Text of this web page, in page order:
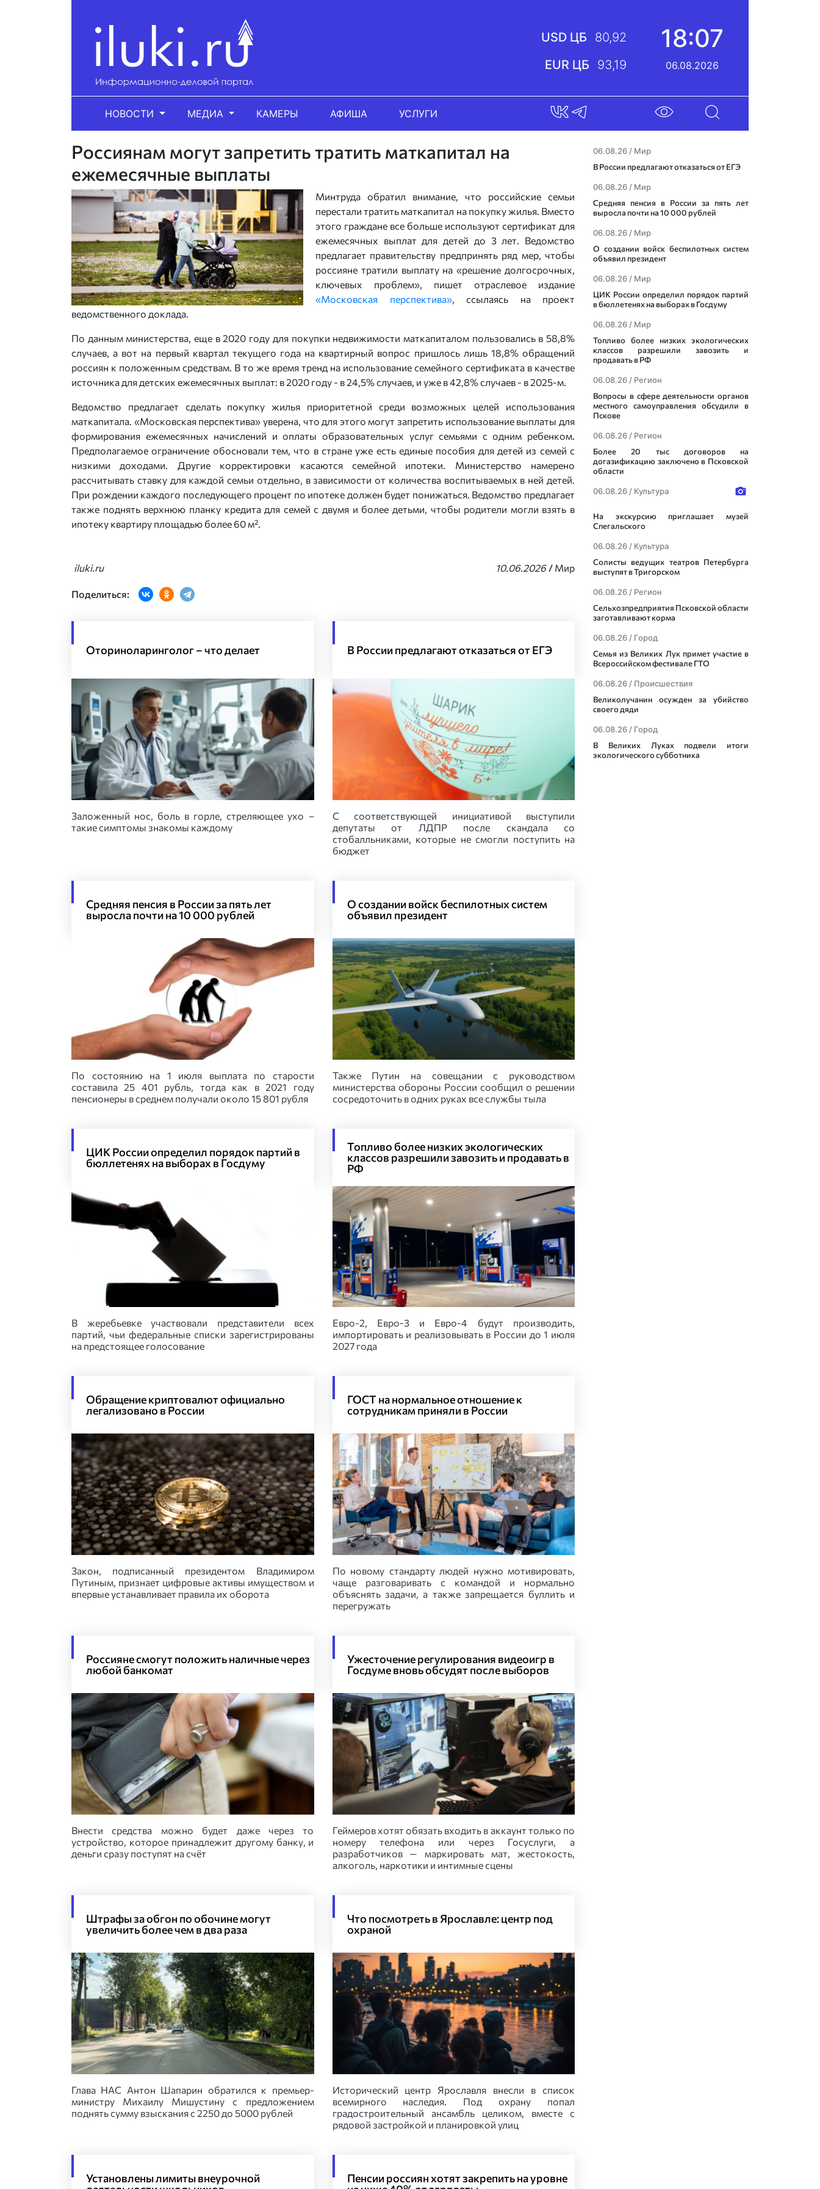
USD ЦБ
80,92
EUR ЦБ
93,19
18:07
06.08.2026
НОВОСТИ МЕДИА КАМЕРЫ АФИША УСЛУГИ
Россиянам могут запретить тратить маткапитал на
ежемесячные выплаты
Минтруда обратил внимание, что российские семьи
перестали тратить маткапитал на покупку жилья. Вместо
этого граждане все больше используют сертификат для
ежемесячных выплат для детей до 3 лет. Ведомство
предлагает правительству предпринять ряд мер, чтобы
россияне тратили выплату на «решение долгосрочных,
ключевых проблем», пишет отраслевое издание
«Московская перспектива», ссылаясь на проект
ведомственного доклада.
По данным министерства, еще в 2020 году для покупки недвижимости маткапиталом пользовались в 58,8%
случаев, а вот на первый квартал текущего года на квартирный вопрос пришлось лишь 18,8% обращений
россиян к положенным средствам. В то же время тренд на использование семейного сертификата в качестве
источника для детских ежемесячных выплат: в 2020 году - в 24,5% случаев, и уже в 42,8% случаев - в 2025-м.
Ведомство предлагает сделать покупку жилья приоритетной среди возможных целей использования
маткапитала. «Московская перспектива» уверена, что для этого могут запретить использование выплаты для
формирования ежемесячных начислений и оплаты образовательных услуг семьями с одним ребенком.
Предполагаемое ограничение обосновали тем, что в стране уже есть единые пособия для детей из семей с
низкими доходами. Другие корректировки касаются семейной ипотеки. Министерство намерено
рассчитывать ставку для каждой семьи отдельно, в зависимости от количества воспитываемых в ней детей.
При рождении каждого последующего процент по ипотеке должен будет понижаться. Ведомство предлагает
также поднять верхнюю планку кредита для семей с двумя и более детьми, чтобы родители могли взять в
ипотеку квартиру площадью более 60 м².
iluki.ru 10.06.2026 / Мир
Поделиться:
Оториноларинголог – что делает
Заложенный нос, боль в горле, стреляющее ухо –
такие симптомы знакомы каждому
В России предлагают отказаться от ЕГЭ
С соответствующей инициативой выступили
депутаты от ЛДПР после скандала со
стобалльниками, которые не смогли поступить на
бюджет
Средняя пенсия в России за пять лет
выросла почти на 10 000 рублей
По состоянию на 1 июля выплата по старости
составила 25 401 рубль, тогда как в 2021 году
пенсионеры в среднем получали около 15 801 рубля
О создании войск беспилотных систем
объявил президент
Также Путин на совещании с руководством
министерства обороны России сообщил о решении
сосредоточить в одних руках все службы тыла
ЦИК России определил порядок партий в
бюллетенях на выборах в Госдуму
В жеребьевке участвовали представители всех
партий, чьи федеральные списки зарегистрированы
на предстоящее голосование
Топливо более низких экологических
классов разрешили завозить и продавать в
РФ
Евро-2, Евро-3 и Евро-4 будут производить,
импортировать и реализовывать в России до 1 июля
2027 года
Обращение криптовалют официально
легализовано в России
Закон, подписанный президентом Владимиром
Путиным, признает цифровые активы имуществом и
впервые устанавливает правила их оборота
ГОСТ на нормальное отношение к
сотрудникам приняли в России
По новому стандарту людей нужно мотивировать,
чаще разговаривать с командой и нормально
объяснять задачи, а также запрещается буллить и
перегружать
Россияне смогут положить наличные через
любой банкомат
Внести средства можно будет даже через то
устройство, которое принадлежит другому банку, и
деньги сразу поступят на счёт
Ужесточение регулирования видеоигр в
Госдуме вновь обсудят после выборов
Геймеров хотят обязать входить в аккаунт только по
номеру телефона или через Госуслуги, а
разработчиков — маркировать мат, жестокость,
алкоголь, наркотики и интимные сцены
Штрафы за обгон по обочине могут
увеличить более чем в два раза
Глава НАС Антон Шапарин обратился к премьер-
министру Михаилу Мишустину с предложением
поднять сумму взыскания с 2250 до 5000 рублей
Что посмотреть в Ярославле: центр под
охраной
Исторический центр Ярославля внесли в список
всемирного наследия. Под охрану попал
градостроительный ансамбль целиком, вместе с
рядовой застройкой и планировкой улиц
Установлены лимиты внеурочной
Пенсии россиян хотят закрепить на уровне
06.08.26 / Мир
В России предлагают отказаться от ЕГЭ
06.08.26 / Мир
Средняя пенсия в России за пять лет
выросла почти на 10 000 рублей
06.08.26 / Мир
О создании войск беспилотных систем
объявил президент
06.08.26 / Мир
ЦИК России определил порядок партий
в бюллетенях на выборах в Госдуму
06.08.26 / Мир
Топливо более низких экологических
классов разрешили завозить и
продавать в РФ
06.08.26 / Регион
Вопросы в сфере деятельности органов
местного самоуправления обсудили в
Пскове
06.08.26 / Регион
Более 20 тыс договоров на
догазификацию заключено в Псковской
области
06.08.26 / Культура
На экскурсию приглашает музей
Спегальского
06.08.26 / Культура
Солисты ведущих театров Петербурга
выступят в Тригорском
06.08.26 / Регион
Сельхозпредприятия Псковской области
заготавливают корма
06.08.26 / Город
Семья из Великих Лук примет участие в
Всероссийском фестивале ГТО
06.08.26 / Происшествия
Великолучанин осужден за убийство
своего дяди
06.08.26 / Город
В Великих Луках подвели итоги
экологического субботника